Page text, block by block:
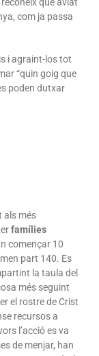
com ja passa
i agraint-los tot
“quin goig que
poden dutxar
als més
famílies
començar 10
part 140. Es
la taula del
més seguint
el rostre de Crist
recursos a
l’acció es va
de menjar, han